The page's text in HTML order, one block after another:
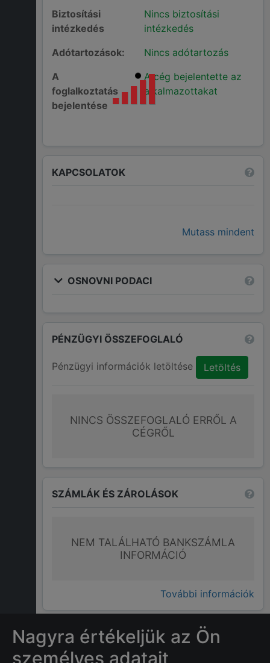
Biztosítási
intézkedés
Nincs biztosítási
intézkedés
Adótartozások:
Nincs adótartozás
A
foglalkoztatás
bejelentése
A cég bejelentette az
alkalmazottakat
KAPCSOLATOK
Mutass mindent
OSNOVNI PODACI
PÉNZÜGYI ÖSSZEFOGLALÓ
Pénzügyi információk letöltése Letöltés
NINCS ÖSSZEFOGLALÓ ERRŐL A
CÉGRŐL
SZÁMLÁK ÉS ZÁROLÁSOK
NEM TALÁLHATÓ BANKSZÁMLA
INFORMÁCIÓ
További információk
GYAKRAN ISMÉTELT KÉRDÉSEK
Nagyra értékeljük az Ön
személyes adatait